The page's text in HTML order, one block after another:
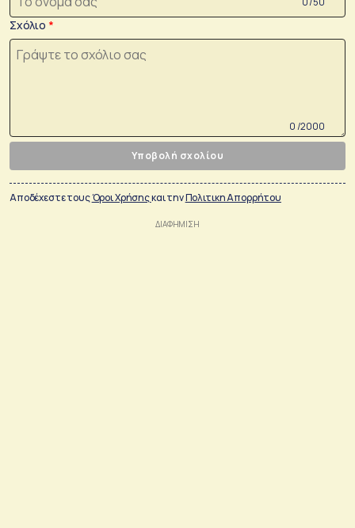
Σχόλιο
0 /2000
Υποβολή σχολίου
Αποδέχεστε τουςΌροι Χρήσηςκαι τηνΠολιτικη Απορρήτου